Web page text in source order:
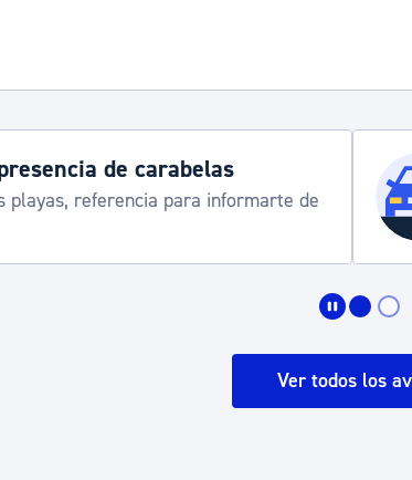
de carabelas
playas, referencia para informarte de
Ver todos los